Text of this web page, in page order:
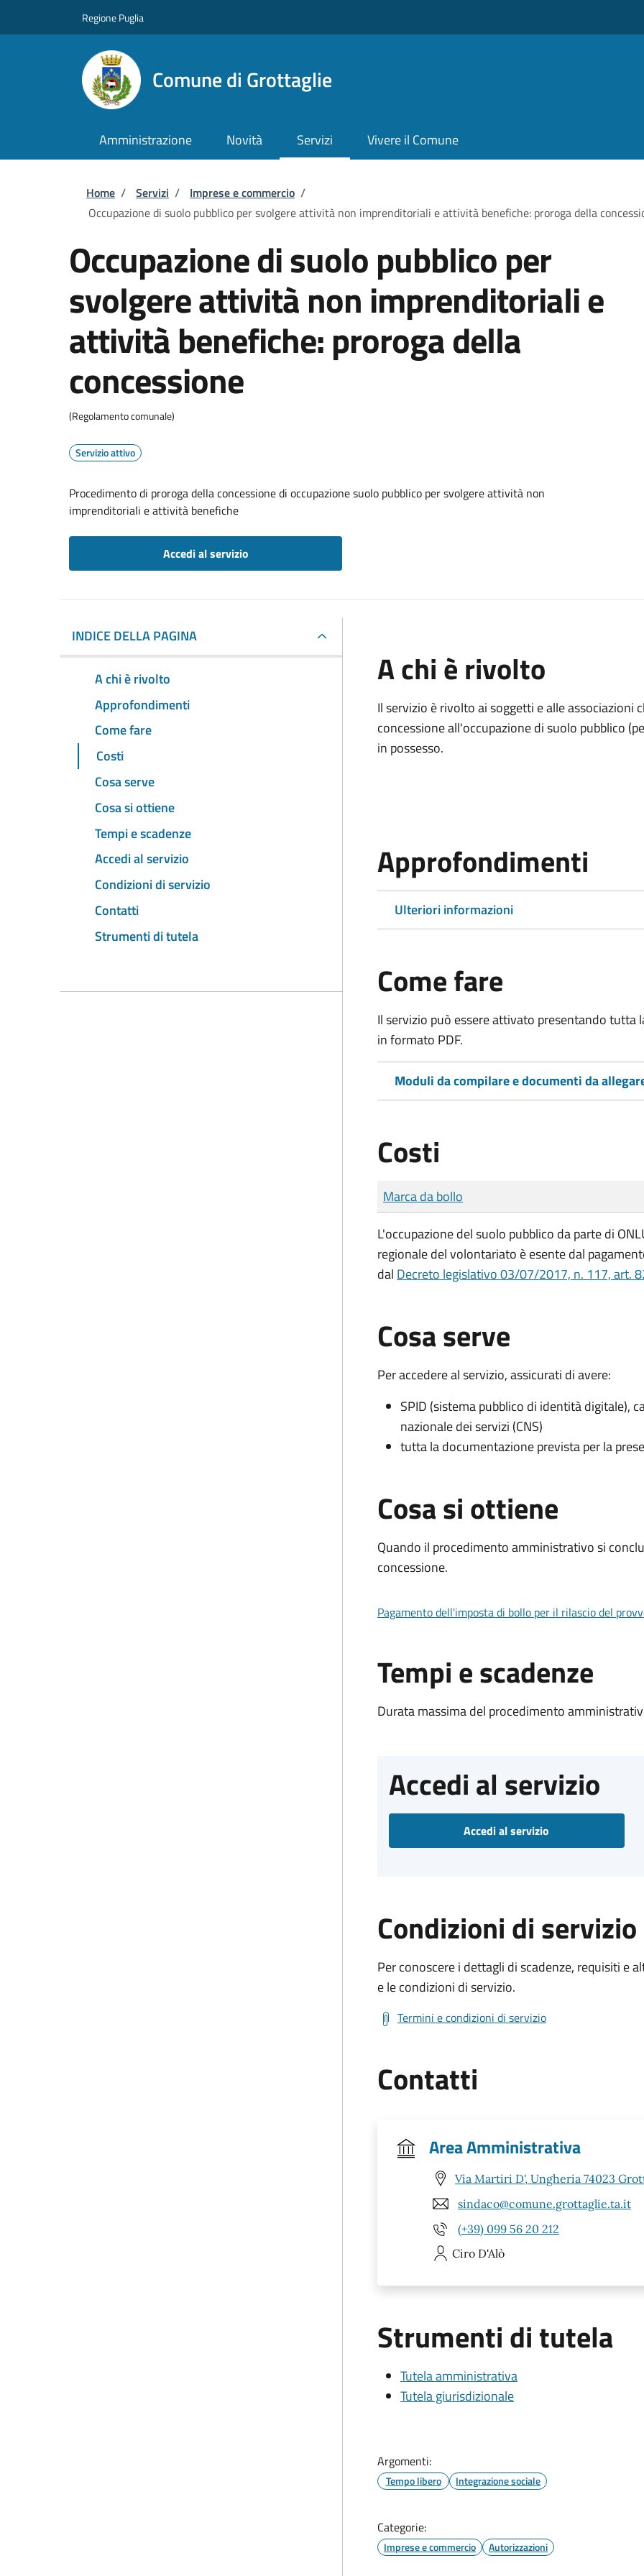
Regione Puglia
Comune di Grottaglie
Amministrazione Novità Servizi Vivere il Comune
Briciole di pane
Home / Servizi / Imprese e commercio /
Occupazione di suolo pubblico per svolgere attività non imprenditoriali e attività benefiche: proroga della
Occupazione di suolo pubblico per
svolgere attività non imprenditoriali e
attività benefiche: proroga della
concessione
(Regolamento comunale)
Servizio attivo
Procedimento di proroga della concessione di occupazione suolo pubblico per svolgere attività non
imprenditoriali e attività benefiche
Accedi al servizio
INDICE DELLA PAGINA
A chi è rivolto
Approfondimenti
Come fare
Costi
Cosa serve
Cosa si ottiene
Tempi e scadenze
Accedi al servizio
Condizioni di servizio
Contatti
Strumenti di tutela
A chi è rivolto
Il servizio è rivolto ai soggetti e alle
concessione all'occupazione di suolo pubblico
in possesso.
Approfondimenti
Ulteriori informazioni
Come fare
Il servizio può essere attivato presentando
in formato PDF.
Moduli da compilare e documenti da
Costi
Tipo di pagamento
Importo
Marca da bollo
L'occupazione del suolo pubblico da parte di
regionale del volontariato è esente dal
dal Decreto legislativo 03/07/2017, n. 117, art.
Cosa serve
Per accedere al servizio, assicurati di avere:
SPID (sistema pubblico di identità digitale),
nazionale dei servizi (CNS)
tutta la documentazione prevista per la
Cosa si ottiene
Quando il procedimento amministrativo si
concessione.
Pagamento dell'imposta di bollo per il rilascio del
Tempi e scadenze
Durata massima del procedimento
Accedi al servizio
Accedi al servizio
Condizioni di servizio
Per conoscere i dettagli di scadenze, requisiti e
e le condizioni di servizio.
Termini e condizioni di servizio
Contatti
Area Amministrativa
Via Martiri D', Ungheria 74023
sindaco@comune.grottaglie.ta.it
(+39) 099 56 20 212
Ciro D'Alò
Strumenti di tutela
Tutela amministrativa
Tutela giurisdizionale
Argomenti:
Tempo libero Integrazione sociale
Categorie:
Imprese e commercio Autorizzazioni